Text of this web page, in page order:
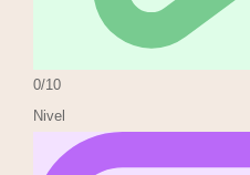
0/10
Nivel